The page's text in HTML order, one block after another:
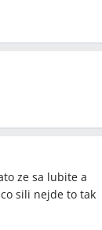
ze sa lubite a
sili nejde to tak